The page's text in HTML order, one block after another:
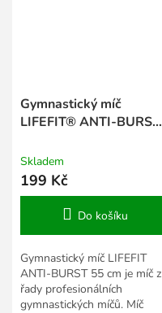
Gymnastický míč
LIFEFIT® ANTI-BURST
Skladem
199 Kč
Do košíku
Gymnastický míč LIFEFIT
ANTI-BURST 55 cm je míč z
řady profesionálních
gymnastických míčů. Míč